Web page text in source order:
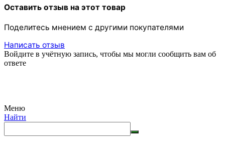
Оставить отзыв на этот товар
Поделитесь мнением с другими покупателями
Написать отзыв
Войдите в учётную запись, чтобы мы могли сообщить вам об
ответе
Меню
Найти